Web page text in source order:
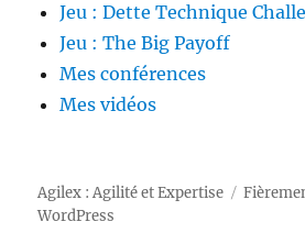
Jeu : Dette Technique
Jeu : The Big Payoff
Mes conférences
Mes vidéos
Agilex : Agilité et Expertise
WordPress